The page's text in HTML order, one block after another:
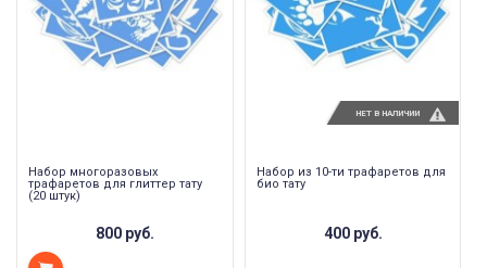
Набор многоразовых
трафаретов для глиттер тату
(20 штук)
800 руб.
Набор из 10-ти трафаретов для
био тату
400 руб.
НЕТ В НАЛИЧИИ